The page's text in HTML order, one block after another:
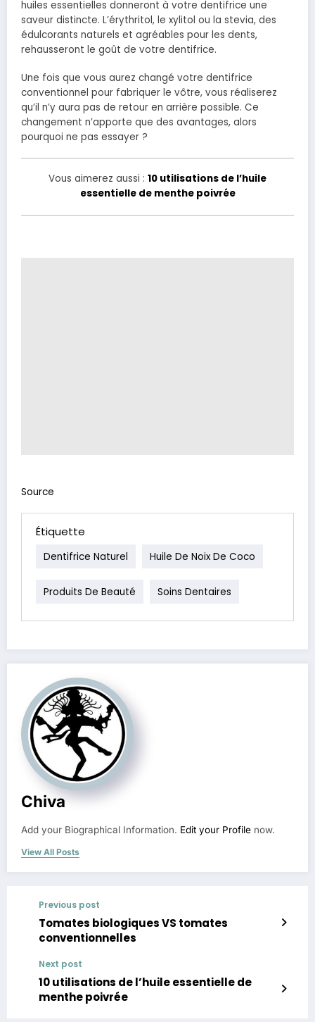
huiles essentielles donneront à votre dentifrice une
saveur distincte. L’érythritol, le xylitol ou la stevia, des
édulcorants naturels et agréables pour les dents,
rehausseront le goût de votre dentifrice.
Une fois que vous aurez changé votre dentifrice
conventionnel pour fabriquer le vôtre, vous réaliserez
qu’il n’y aura pas de retour en arrière possible. Ce
changement n’apporte que des avantages, alors
pourquoi ne pas essayer ?
Vous aimerez aussi : 10 utilisations de l’huile
essentielle de menthe poivrée
Source
Étiquette
Dentifrice Naturel Huile De Noix De Coco
Produits De Beauté Soins Dentaires
Chiva
Add your Biographical Information. Edit your Profile now.
View All Posts
Previous post
Tomates biologiques VS tomates
conventionnelles
Next post
10 utilisations de l’huile essentielle de
menthe poivrée